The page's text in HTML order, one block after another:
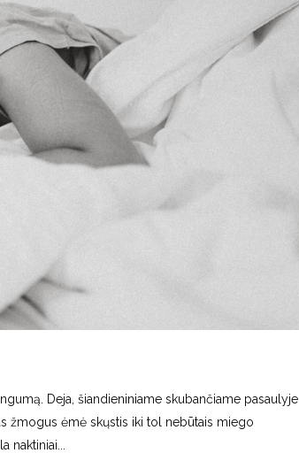
Deja, šiandieniniame skubančiame pasaulyje
žmogus ėmė skųstis iki tol nebūtais miego
naktiniai